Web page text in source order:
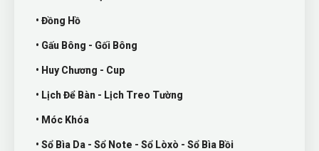
• Đồng Hồ
• Gấu Bông - Gối Bông
• Huy Chương - Cup
• Lịch Để Bàn - Lịch Treo Tường
• Móc Khóa
• Sổ Bìa Da - Sổ Note - Sổ Lòxò - Sổ Bìa Bồi